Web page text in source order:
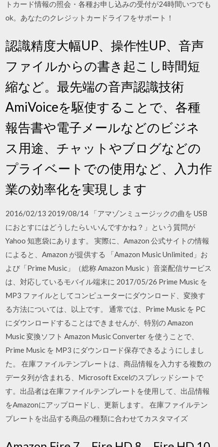
トカード情報の照会・各種お申し込みの受付が24時間いつでも
ok。あなたのクレジットカードライフをサポート！
認識精度大幅UP、操作性UP、音声
ファイルからの書き起こし時間短
縮など。最先端の音声認識技術
AmiVoiceを駆使することで、各種
報告書や電子メールなどのビジネ
ス用途、チャットやブログなどの
プライベートでの使用など、入力作
業の効率化を実現します
2016/02/13 2019/08/14 「アマゾンミュージックの曲を USB
におとすにはどうしたらいいんですかね？」という質問が
Yahoo 知恵袋にあります。 実際に、Amazon 公式サイトの情報
によると、Amazon が提供する 「Amazon Music Unlimited」お
よび「Prime Music」（総称 Amazon Music ）音楽配信サービス
は、対応しているモバイル端末に 2017/05/26 Prime Music を
MP3 ファイルとしてコンピューターにダウンロード、変換す
る方法については、以上です。 通常では、Prime Music を PC
にダウンロードすることはできませんが、特別の Amazon
Music 変換ソフト Amazon Music Converter を使うことで、
Prime Music を MP3 にダウンロード保存できるようにしまし
た。 在庫ファイルテンプレートは、商品情報を入力する複数の
データ列が含まれる、Microsoft Excelのスプレッドシートで
す。出品者は在庫ファイルテンプレートを使用して、出品情報
をAmazonにアップロードし、更新します。 在庫ファイルテン
プレートを出品する商品の種類に合わせてカスタマイズ